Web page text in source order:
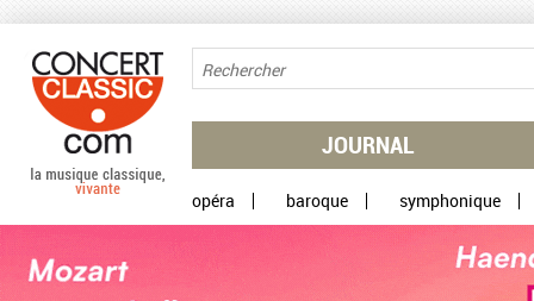
JOURNAL
opéra baroque symphonique